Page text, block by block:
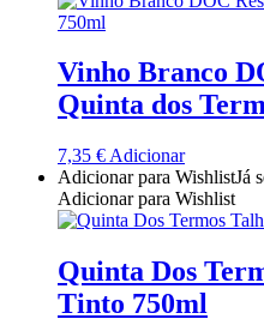
Quinta Do
Quinta Dos
Quinta José
Rego Wines
Sem categoria
Vinho Branco
Quinta dos
7,35 € Adicionar
Adicionar para WishlistJá
Adicionar para Wishlist
Quinta Dos
Tinto 750ml